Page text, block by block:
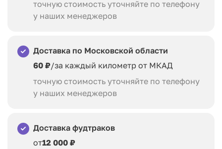
точную стоимость уточняйте по телефону
у наших менеджеров
Доставка по Московской области
60 ₽/за каждый километр от МКАД
точную стоимость уточняйте по телефону
у наших менеджеров
Доставка фудтраков
от12 000 ₽